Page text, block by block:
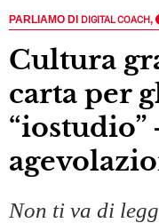
Perché Pubblicare
Perché Non
Quali Sono Gli
Caso
Come Promuoversi
PARLIAMO DI DIGITAL COACH,
Cultura gratis – Arriva la
carta per
“iostudio”
Non ti va di